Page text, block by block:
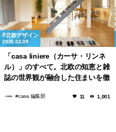
北欧デザイン
2026.02.09
「casa liniere（カーサ・リンネ
ル）」のすべて。北欧の知恵と雑
誌の世界観が融合した住まいを徹
#casa 編集部 11 1,001